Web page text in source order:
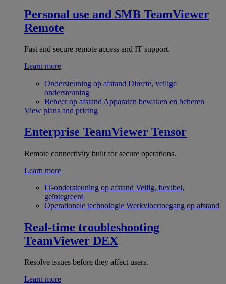
Personal use and SMB TeamViewer
Remote
Fast and secure remote access and IT support.
Learn more
Ondersteuning op afstand Directe, veilige
ondersteuning
Beheer op afstand Apparaten bewaken en beheren
View plans and pricing
Enterprise TeamViewer Tensor
Remote connectivity built for secure operations.
Learn more
IT-ondersteuning op afstand Veilig, flexibel,
geïntegreerd
Operationele technologie Werkvloertoegang op afstand
Real-time troubleshooting
TeamViewer DEX
Resolve issues before they affect users.
Learn more